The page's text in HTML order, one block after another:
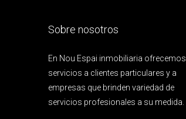
Sobre nosotros
En Nou Espai inmobiliaria ofrecemos
servicios a clientes particulares y a
empresas que brinden variedad de
servicios profesionales a su medida.